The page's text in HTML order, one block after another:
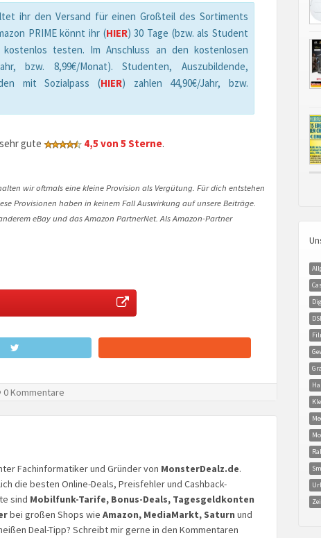
ihr den Versand für einen Großteil des Sortiments
PRIME könnt ihr (HIER) 30 Tage (bzw. als Student
testen. Im Anschluss an den kostenlosen
bzw. 8,99€/Monat). Studenten, Auszubildende,
mit Sozialpass (HIER) zahlen 44,90€/Jahr, bzw.
gute 4,5 von 5 Sterne.
wir oftmals eine kleine Provision als Vergütung. Für dich entstehen
Provisionen haben in keinem Fall Auswirkung auf unsere Beiträge.
eBay und das Amazon PartnerNet. Als Amazon-Partner
0 Kommentare
Fachinformatiker und Gründer von MonsterDealz.de.
die besten Online-Deals, Preisfehler und Cashback-
sind Mobilfunk-Tarife, Bonus-Deals, Tagesgeldkonten
bei großen Shops wie Amazon, MediaMarkt, Saturn und
Deal-Tipp? Schreibt mir gerne in den Kommentaren